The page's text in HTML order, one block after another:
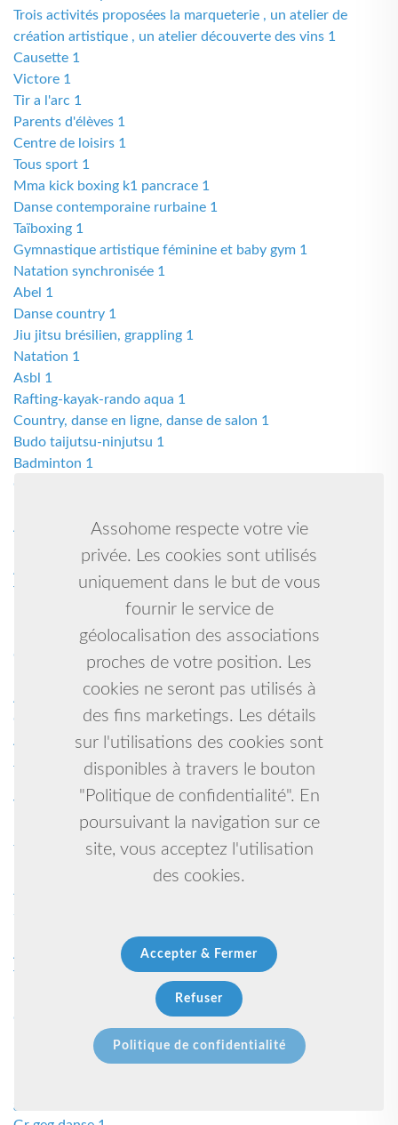
Assohome respecte votre vie
privée. Les cookies sont utilisés
uniquement dans le but de vous
fournir le service de
géolocalisation des associations
proches de votre position. Les
cookies ne seront pas utilisés à
des fins marketings. Les détails
sur l'utilisations des cookies sont
disponibles à travers le bouton
"Politique de confidentialité". En
poursuivant la navigation sur ce
site, vous acceptez l'utilisation
des cookies.
Accepter & Fermer
Refuser
Politique de confidentialité
Trois activités proposées la marqueterie , un atelier de
création artistique , un atelier découverte des vins 1
Causette 1
Victore 1
Tir a l'arc 1
Parents d'élèves 1
Centre de loisirs 1
Tous sport 1
Mma kick boxing k1 pancrace 1
Danse contemporaine rurbaine 1
Taïboxing 1
Gymnastique artistique féminine et baby gym 1
Natation synchronisée 1
Abel 1
Danse country 1
Jiu jitsu brésilien, grappling 1
Natation 1
Asbl 1
Rafting-kayak-rando aqua 1
Country, danse en ligne, danse de salon 1
Budo taijutsu-ninjutsu 1
Badminton 1
Cosmopolitan club de taverny 1
Assistante 1
Musique et de danse 1
Anglais sportif multisports 1
Tennis de table gilles de retz 1
Boxe française ; kick-boxing 1
Kick boxing, muaythai, mma 1
Grandidier 1
Arts martiaux 1
Georges 1
Arc 1
Judo - ju jitsu 1
Volley-ball 1
Promouvoir les actions pour garantir un meilleur avenir à
tous 1
Karate kyudokan self defense 1
Salle de sport 1
Aïkido yoga chinois taichi 1
Tir à l’arc 1
Course à pied 1
Plongée sous-marine 1